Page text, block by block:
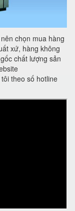
chọn mua hàng
xứ, hàng không
chất lượng sản
theo số hotline